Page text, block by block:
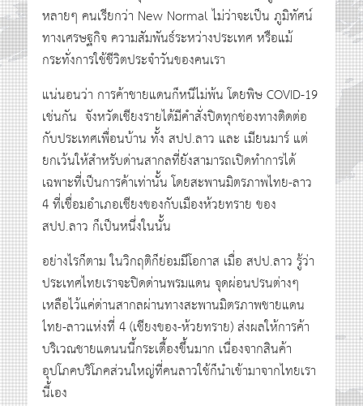
หลายๆ คนเรียกว่า New Normal ไม่ว่าจะเป็น ภูมิทัศน์
ทางเศรษฐกิจ ความสัมพันธ์ระหว่างประเทศ หรือแม้
กระทั่งการใช้ชีวิตประจำวันของคนเรา
แน่นอนว่า การค้าชายแดนก็หนีไม่พ้น โดยพิษ COVID-19
เช่นกัน จังหวัดเชียงรายได้มีคำสั่งปิดทุกช่องทางติดต่อ
กับประเทศเพื่อนบ้าน ทั้ง สปป.ลาว และ เมียนมาร์ แต่
ยกเว้นให้สำหรับด่านสากลที่ยังสามารถเปิดทำการได้
เฉพาะที่เป็นการค้าเท่านั้น โดยสะพานมิตรภาพไทย-ลาว
4 ที่เชื่อมอำเภอเชียงของกับเมืองห้วยทราย ของ
สปป.ลาว ก็เป็นหนึ่งในนั้น
อย่างไรก็ตาม ในวิกฤติก็ย่อมมีโอกาส เมื่อ สปป.ลาว รู้ว่า
ประเทศไทยเราจะปิดด่านพรมแดน จุดผ่อนปรนต่างๆ
เหลือไว้แค่ด่านสากลผ่านทางสะพานมิตรภาพชายแดน
ไทย-ลาวแห่งที่ 4 (เชียงของ-ห้วยทราย) ส่งผลให้การค้า
บริเวณชายแดนนนี้กระเตื้องขึ้นมาก เนื่องจากสินค้า
อุปโภคบริโภคส่วนใหญ่ที่คนลาวใช้ก็นำเข้ามาจากไทยเรา
นี้เอง